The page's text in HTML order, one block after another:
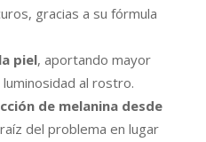
gracias a su fórmula
piel, aportando mayor
al rostro.
de melanina desde
del problema en lugar